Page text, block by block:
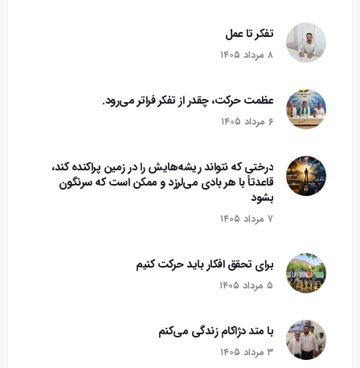
تفکر تا عمل
۸ مرداد ۱۴۰۵
عظمت حرکت، چقدر از تفکر فراتر می‌رود.
۶ مرداد ۱۴۰۵
درختی که نتواند ریشه‌هایش را در زمین پراکنده کند،
قاعدتاً با هر بادی می‌لرزد و ممکن است که سرنگون
بشود‌
۷ مرداد ۱۴۰۵
برای تحقق افکار باید حرکت کنیم
۵ مرداد ۱۴۰۵
با متد دژاکام زندگی می‌کنم
۳ مرداد ۱۴۰۵